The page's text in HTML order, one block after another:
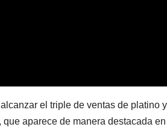
el triple de ventas de platino y
aparece de manera destacada en